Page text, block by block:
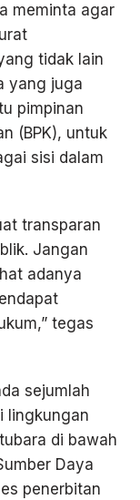
meminta agar
tidak lain
yang juga
pimpinan
(BPK), untuk
sisi dalam
transparan
Jangan
adanya
tegas
sejumlah
lingkungan
di bawah
Daya
penerbitan